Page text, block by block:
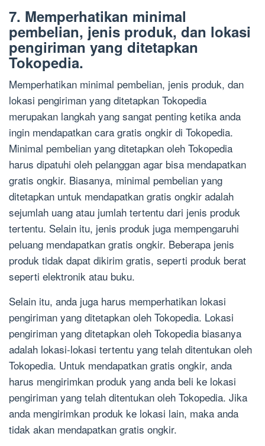
7. Memperhatikan minimal
pembelian, jenis produk, dan lokasi
pengiriman yang ditetapkan
Tokopedia.
Memperhatikan minimal pembelian, jenis produk, dan
lokasi pengiriman yang ditetapkan Tokopedia
merupakan langkah yang sangat penting ketika anda
ingin mendapatkan cara gratis ongkir di Tokopedia.
Minimal pembelian yang ditetapkan oleh Tokopedia
harus dipatuhi oleh pelanggan agar bisa mendapatkan
gratis ongkir. Biasanya, minimal pembelian yang
ditetapkan untuk mendapatkan gratis ongkir adalah
sejumlah uang atau jumlah tertentu dari jenis produk
tertentu. Selain itu, jenis produk juga mempengaruhi
peluang mendapatkan gratis ongkir. Beberapa jenis
produk tidak dapat dikirim gratis, seperti produk berat
seperti elektronik atau buku.
Selain itu, anda juga harus memperhatikan lokasi
pengiriman yang ditetapkan oleh Tokopedia. Lokasi
pengiriman yang ditetapkan oleh Tokopedia biasanya
adalah lokasi-lokasi tertentu yang telah ditentukan oleh
Tokopedia. Untuk mendapatkan gratis ongkir, anda
harus mengirimkan produk yang anda beli ke lokasi
pengiriman yang telah ditentukan oleh Tokopedia. Jika
anda mengirimkan produk ke lokasi lain, maka anda
tidak akan mendapatkan gratis ongkir.